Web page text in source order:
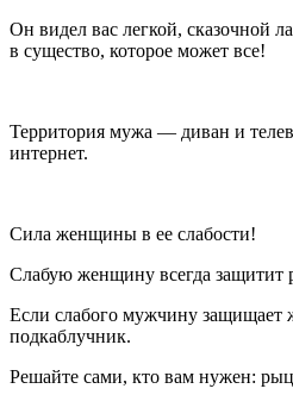
Он видел вас легкой, сказочной
в существо, которое может все!
Территория мужа — диван и
интернет.
Сила женщины в ее слабости!
Слабую женщину всегда защитит
Если слабого мужчину защищает
подкаблучник.
Решайте сами, кто вам нужен: